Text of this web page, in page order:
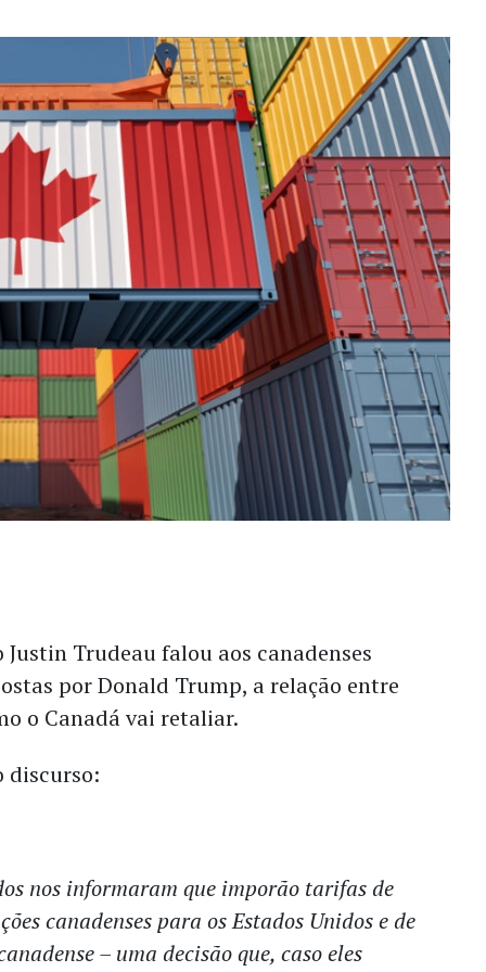
Trudeau falou aos canadenses
por Donald Trump, a relação entre
o Canadá vai retaliar.
discurso:
nos informaram que imporão tarifas de
canadenses para os Estados Unidos e de
– uma decisão que, caso eles